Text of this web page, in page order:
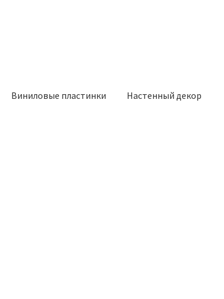
Виниловые пластинки Настенный декор